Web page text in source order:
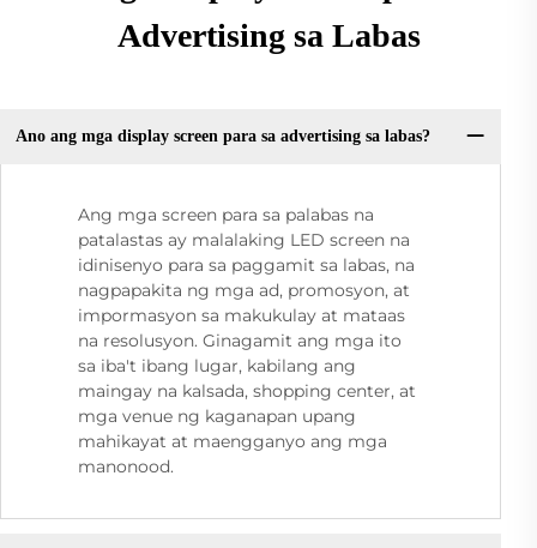
Advertising sa Labas
Ano ang mga display screen para sa advertising sa labas?
Ang mga screen para sa palabas na
patalastas ay malalaking LED screen na
idinisenyo para sa paggamit sa labas, na
nagpapakita ng mga ad, promosyon, at
impormasyon sa makukulay at mataas
na resolusyon. Ginagamit ang mga ito
sa iba't ibang lugar, kabilang ang
maingay na kalsada, shopping center, at
mga venue ng kaganapan upang
mahikayat at maengganyo ang mga
manonood.